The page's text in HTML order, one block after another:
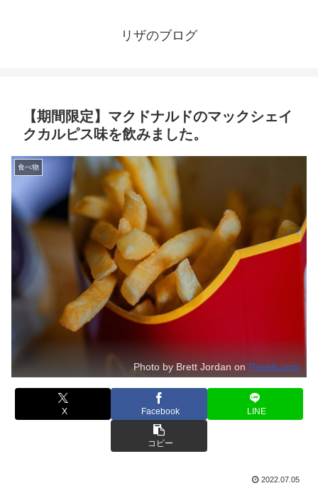
リザのブログ
【期間限定】マクドナルドのマックシェイ
クカルピス味を飲みました。
食べ物
Photo by Brett Jordan on Pexels.com
X Facebook LINE
コピー
2022.07.05